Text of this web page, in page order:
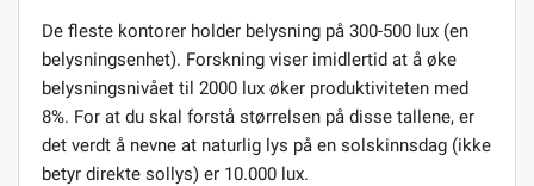
De fleste kontorer holder belysning på 300-500 lux (en
belysningsenhet). Forskning viser imidlertid at å øke
belysningsnivået til 2000 lux øker produktiviteten med
8%. For at du skal forstå størrelsen på disse tallene, er
det verdt å nevne at naturlig lys på en solskinnsdag (ikke
betyr direkte sollys) er 10.000 lux.